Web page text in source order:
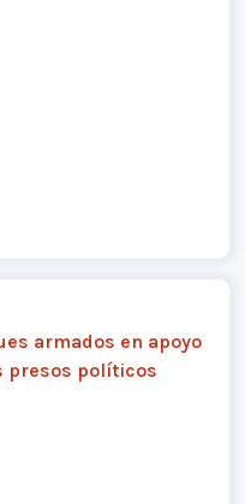
armados en apoyo
presos políticos